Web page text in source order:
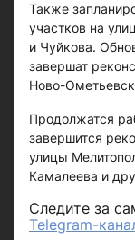
Также
участков на
и Чуйкова.
завершат
Ново-
Продолжатся
завершится
улицы
Камалеева и
Следите за
Telegram-